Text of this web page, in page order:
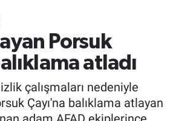
Porsuk
atladı
çalışmaları nedeniyle
Çayı'na balıklama atlayan
Arşivi
Durumu ve Fikstür